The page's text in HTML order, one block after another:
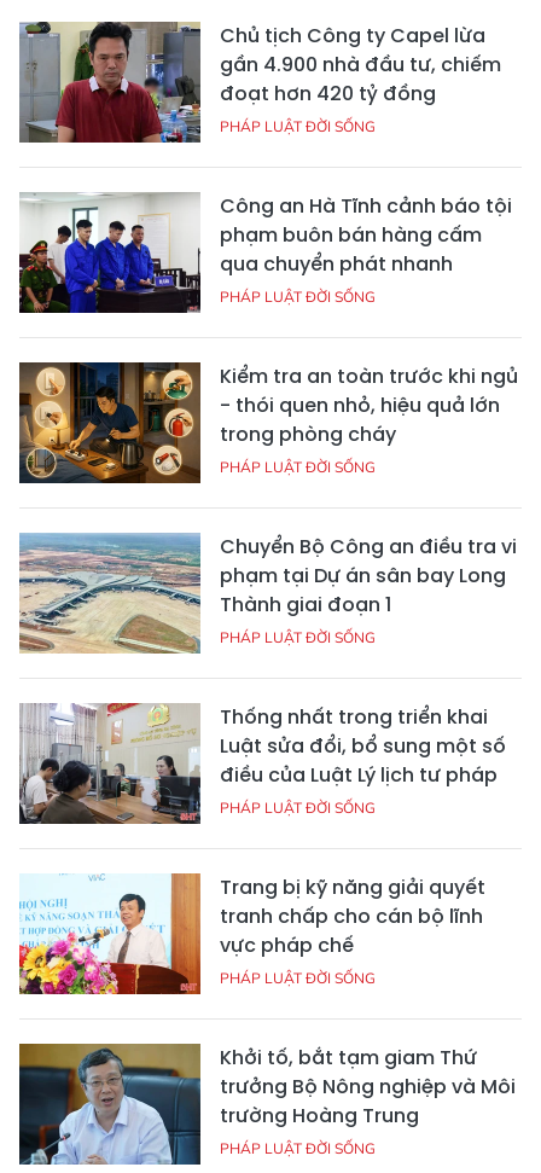
Chủ tịch Công ty Capel lừa
gần 4.900 nhà đầu tư, chiếm
đoạt hơn 420 tỷ đồng
PHÁP LUẬT ĐỜI SỐNG
Công an Hà Tĩnh cảnh báo tội
phạm buôn bán hàng cấm
qua chuyển phát nhanh
PHÁP LUẬT ĐỜI SỐNG
Kiểm tra an toàn trước khi ngủ
- thói quen nhỏ, hiệu quả lớn
trong phòng cháy
PHÁP LUẬT ĐỜI SỐNG
Chuyển Bộ Công an điều tra vi
phạm tại Dự án sân bay Long
Thành giai đoạn 1
PHÁP LUẬT ĐỜI SỐNG
Thống nhất trong triển khai
Luật sửa đổi, bổ sung một số
điều của Luật Lý lịch tư pháp
PHÁP LUẬT ĐỜI SỐNG
Trang bị kỹ năng giải quyết
tranh chấp cho cán bộ lĩnh
vực pháp chế
PHÁP LUẬT ĐỜI SỐNG
Khởi tố, bắt tạm giam Thứ
trưởng Bộ Nông nghiệp và Môi
trường Hoàng Trung
PHÁP LUẬT ĐỜI SỐNG